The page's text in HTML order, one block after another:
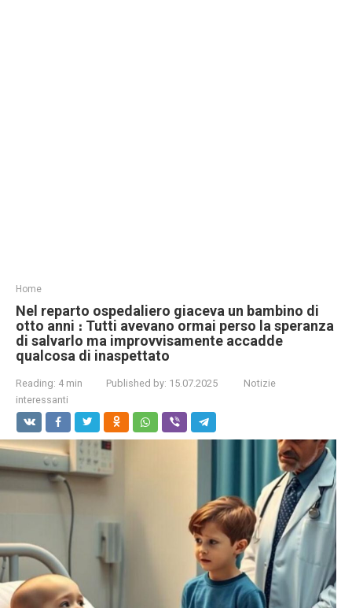
Home
Nel reparto ospedaliero giaceva un bambino di
otto anni ։ Tutti avevano ormai perso la speranza
di salvarlo ma improvvisamente accadde
qualcosa di inaspettato
Reading: 4 min Published by: 15.07.2025
Notizie
interessanti